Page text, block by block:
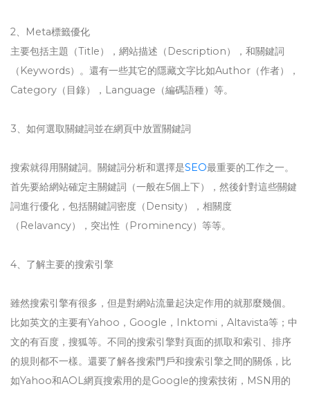
2、Meta標籤優化
主要包括主題（Title），網站描述（Description），和關鍵詞
（Keywords）。還有一些其它的隱藏文字比如Author（作者），
Category（目錄），Language（編碼語種）等。
3、如何選取關鍵詞並在網頁中放置關鍵詞
搜索就得用關鍵詞。關鍵詞分析和選擇是SEO最重要的工作之一。
首先要給網站確定主關鍵詞（一般在5個上下），然後針對這些關鍵
詞進行優化，包括關鍵詞密度（Density），相關度
（Relavancy），突出性（Prominency）等等。
4、了解主要的搜索引擎
雖然搜索引擎有很多，但是對網站流量起決定作用的就那麼幾個。
比如英文的主要有Yahoo，Google，Inktomi，Altavista等；中
文的有百度，搜狐等。不同的搜索引擎對頁面的抓取和索引、排序
的規則都不一樣。還要了解各搜索門戶和搜索引擎之間的關係，比
如Yahoo和AOL網頁搜索用的是Google的搜索技術，MSN用的